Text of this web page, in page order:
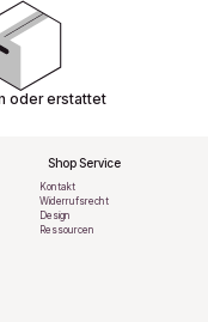
oder erstattet
​ Shop Service
Kontakt
Widerrufsrecht
Design
Ressourcen